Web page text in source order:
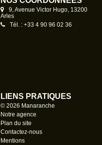
9, Avenue Victor Hugo, 13200
Arles
Tél. : +33 4 90 96 02 36
LIENS PRATIQUES
© 2026 Manaranche
Notre agence
Plan du site
Contactez-nous
Mentions